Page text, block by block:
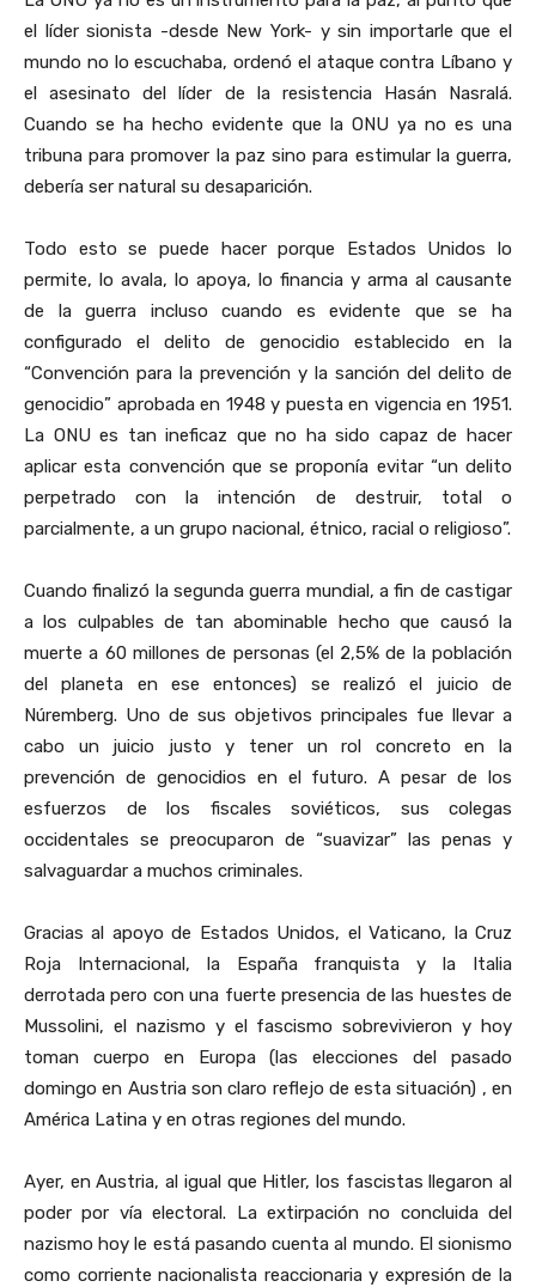
el líder sionista -desde New York- y sin importarle que el
mundo no lo escuchaba, ordenó el ataque contra Líbano y
el asesinato del líder de la resistencia Hasán Nasralá.
Cuando se ha hecho evidente que la ONU ya no es una
tribuna para promover la paz sino para estimular la guerra,
debería ser natural su desaparición.
Todo esto se puede hacer porque Estados Unidos lo
permite, lo avala, lo apoya, lo financia y arma al causante
de la guerra incluso cuando es evidente que se ha
configurado el delito de genocidio establecido en la
“Convención para la prevención y la sanción del delito de
genocidio” aprobada en 1948 y puesta en vigencia en 1951.
La ONU es tan ineficaz que no ha sido capaz de hacer
aplicar esta convención que se proponía evitar “un delito
perpetrado con la intención de destruir, total o
parcialmente, a un grupo nacional, étnico, racial o religioso”.
Cuando finalizó la segunda guerra mundial, a fin de castigar
a los culpables de tan abominable hecho que causó la
muerte a 60 millones de personas (el 2,5% de la población
del planeta en ese entonces) se realizó el juicio de
Núremberg. Uno de sus objetivos principales fue llevar a
cabo un juicio justo y tener un rol concreto en la
prevención de genocidios en el futuro. A pesar de los
esfuerzos de los fiscales soviéticos, sus colegas
occidentales se preocuparon de “suavizar” las penas y
salvaguardar a muchos criminales.
Gracias al apoyo de Estados Unidos, el Vaticano, la Cruz
Roja Internacional, la España franquista y la Italia
derrotada pero con una fuerte presencia de las huestes de
Mussolini, el nazismo y el fascismo sobrevivieron y hoy
toman cuerpo en Europa (las elecciones del pasado
domingo en Austria son claro reflejo de esta situación) , en
América Latina y en otras regiones del mundo.
Ayer, en Austria, al igual que Hitler, los fascistas llegaron al
poder por vía electoral. La extirpación no concluida del
nazismo hoy le está pasando cuenta al mundo. El sionismo
como corriente nacionalista reaccionaria y expresión de la